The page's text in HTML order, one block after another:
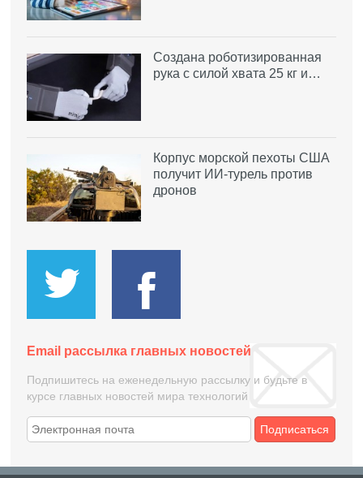
Создана роботизированная
рука с силой хвата 25 кг и…
Корпус морской пехоты США
получит ИИ-турель против
дронов
Email рассылка главных новостей
Подпишитесь на еженедельную рассылку и будьте в
курсе главных новостей мира технологий
Подписаться